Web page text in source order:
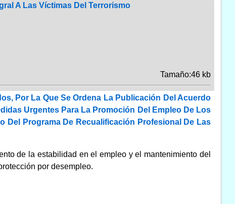
A Las Víctimas Del Terrorismo
Tamaño:46 kb
Por La Que Se Ordena La Publicación Del Acuerdo
Urgentes Para La Promoción Del Empleo De Los
Del Programa De Recualificación Profesional De Las
de la estabilidad en el empleo y el mantenimiento del
por desempleo.